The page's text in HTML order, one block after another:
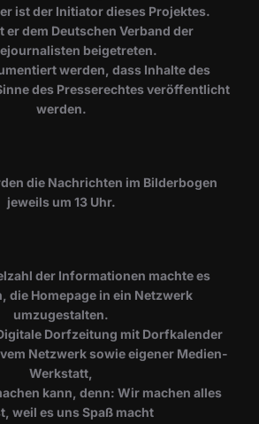
ist der Initiator dieses Projektes.
er dem Deutschen Verband der
beigetreten.
werden, dass Inhalte des
des Presserechtes veröffentlicht
werden.
die Nachrichten im Bilderbogen
jeweils um 13 Uhr.
der Informationen machte es
die Homepage in ein Netzwerk
umzugestalten.
Dorfzeitung mit Dorfkalender
Netzwerk sowie eigener Medien-
Werkstatt,
kann, denn: Wir machen alles
weil es uns Spaß macht